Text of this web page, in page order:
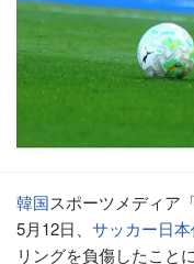
韓国スポーツメディア
5月12日、 サッカー日
リングを負傷したこと